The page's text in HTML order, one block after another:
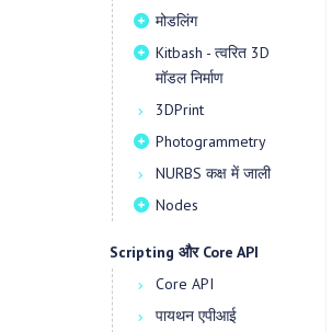
मोडलिंग
Kitbash - त्वरित 3D
मॉडल निर्माण
3DPrint
Photogrammetry
NURBS कक्ष में जाली
Nodes
Scripting और Core API
Core API
पायथन एपीआई